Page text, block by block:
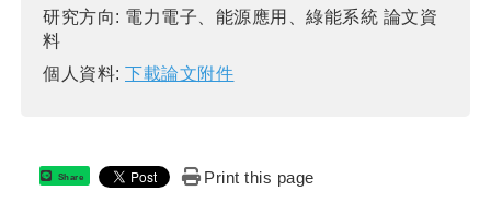
研究方向: 電力電子、能源應用、綠能系統 論文資
料
個人資料: 下載論文附件
Share Print this page